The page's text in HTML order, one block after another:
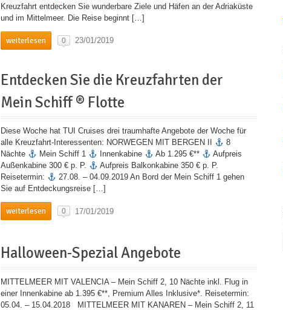
Kreuzfahrt entdecken Sie wunderbare Ziele und Häfen an der Adriaküste
und im Mittelmeer. Die Reise beginnt […]
weiterlesen 0 23/01/2019
Entdecken Sie die Kreuzfahrten der
Mein Schiff ® Flotte
Diese Woche hat TUI Cruises drei traumhafte Angebote der Woche für
alle Kreuzfahrt-Interessenten: NORWEGEN MIT BERGEN II
8
Nächte
Mein Schiff 1 Innenkabine Ab 1.295 €**
Aufpreis
Außenkabine 300 € p. P.
Aufpreis Balkonkabine 350 € p. P.
Reisetermin:
27.08. – 04.09.2019 An Bord der Mein Schiff 1 gehen
Sie auf Entdeckungsreise […]
weiterlesen 0 17/01/2019
Halloween-Spezial Angebote
MITTELMEER MIT VALENCIA – Mein Schiff 2, 10 Nächte inkl. Flug in
einer Innenkabine ab 1.395 €**, Premium Alles Inklusive*. Reisetermin:
05.04. – 15.04.2018 MITTELMEER MIT KANAREN – Mein Schiff 2, 11